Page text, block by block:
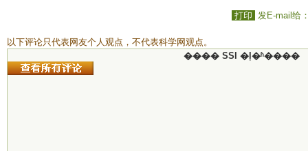
打印 发E-mail给
以下评论只代表网友个人观点，不代表科学网观点。
���� SSI �ļ�ʱ����